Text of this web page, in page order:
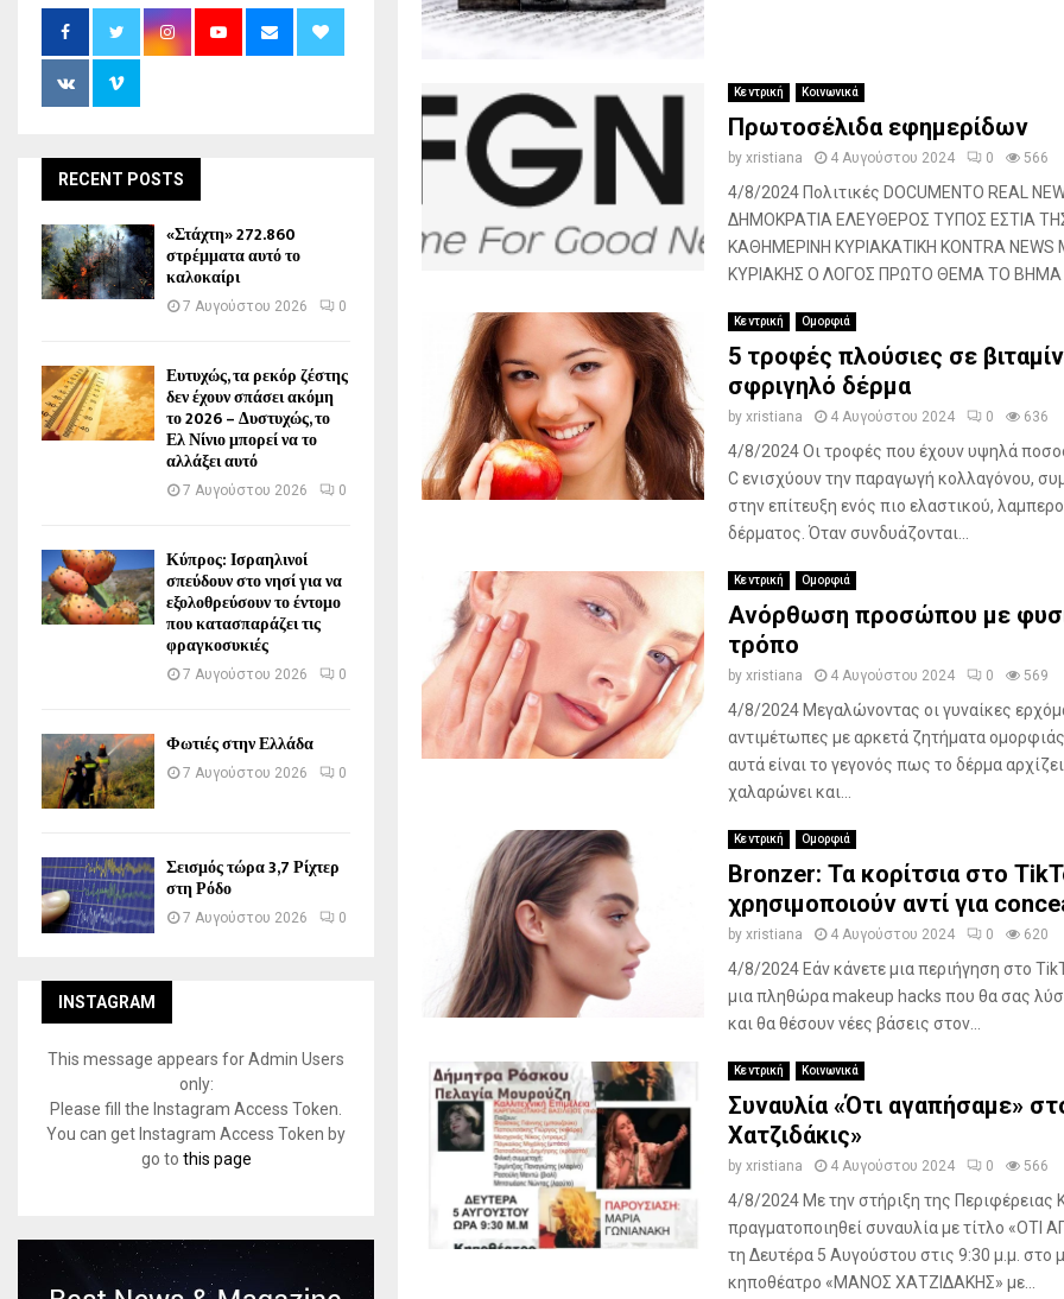
Κεντρική Κοινωνικά
Πρωτοσέλιδα εφημερίδων
by xristiana 4 Αυγούστου 2024 0 566
4/8/2024 Πολιτικές DOCUMENTO REAL
ΔΗΜΟΚΡΑΤΙΑ ΕΛΕΥΘΕΡΟΣ ΤΥΠΟΣ ΕΣΤΙΑ
ΚΑΘΗΜΕΡΙΝΗ ΚΥΡΙΑΚΑΤΙΚΗ KONTRA
ΚΥΡΙΑΚΗΣ Ο ΛΟΓΟΣ ΠΡΩΤΟ ΘΕΜΑ ΤΟ ΒΗΜΑ
Κεντρική Ομορφιά
5 τροφές πλούσιες σε
σφριγηλό δέρμα
by xristiana 4 Αυγούστου 2024 0 636
4/8/2024 Οι τροφές που έχουν υψηλά
C ενισχύουν την παραγωγή κολλαγόνου,
στην επίτευξη ενός πιο ελαστικού,
δέρματος. Όταν συνδυάζονται...
Κεντρική Ομορφιά
Ανόρθωση προσώπου με
τρόπο
by xristiana 4 Αυγούστου 2024 0 569
4/8/2024 Μεγαλώνοντας οι γυναίκες
αντιμέτωπες με αρκετά ζητήματα
αυτά είναι το γεγονός πως το δέρμα
χαλαρώνει και...
Κεντρική Ομορφιά
Bronzer: Τα κορίτσια στο
χρησιμοποιούν αντί για
by xristiana 4 Αυγούστου 2024 0 620
4/8/2024 Εάν κάνετε μια περιήγηση στο
μια πληθώρα makeup hacks που θα σας
και θα θέσουν νέες βάσεις στον...
Κεντρική Κοινωνικά
Συναυλία «Ότι αγαπήσαμε»
Χατζιδάκις»
by xristiana 4 Αυγούστου 2024 0 566
4/8/2024 Με την στήριξη της Περιφέρειας
πραγματοποιηθεί συναυλία με τίτλο «ΟΤΙ
τη Δευτέρα 5 Αυγούστου στις 9:30 μ.μ. στο
κηποθέατρο «ΜΑΝΟΣ ΧΑΤΖΙΔΑΚΗΣ» με...
RECENT POSTS
«Στάχτη» 272.860
στρέμματα αυτό το
καλοκαίρι
7 Αυγούστου 2026 0
Ευτυχώς, τα ρεκόρ ζέστης
δεν έχουν σπάσει ακόμη
το 2026 – Δυστυχώς, το
Ελ Νίνιο μπορεί να το
αλλάξει αυτό
7 Αυγούστου 2026 0
Κύπρος: Ισραηλινοί
σπεύδουν στο νησί για να
εξολοθρεύσουν το έντομο
που κατασπαράζει τις
φραγκοσυκιές
7 Αυγούστου 2026 0
Φωτιές στην Ελλάδα
7 Αυγούστου 2026 0
Σεισμός τώρα 3,7 Ρίχτερ
στη Ρόδο
7 Αυγούστου 2026 0
INSTAGRAM
This message appears for Admin Users
only:
Please fill the Instagram Access Token.
You can get Instagram Access Token by
go to this page